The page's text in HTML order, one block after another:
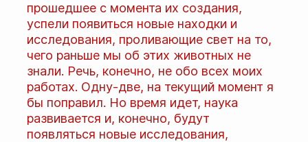
прошедшее с момента их создания,
успели появиться новые находки и
исследования, проливающие свет на то,
чего раньше мы об этих животных не
знали. Речь, конечно, не обо всех моих
работах. Одну-две, на текущий момент я
бы поправил. Но время идет, наука
развивается и, конечно, будут
появляться новые исследования,